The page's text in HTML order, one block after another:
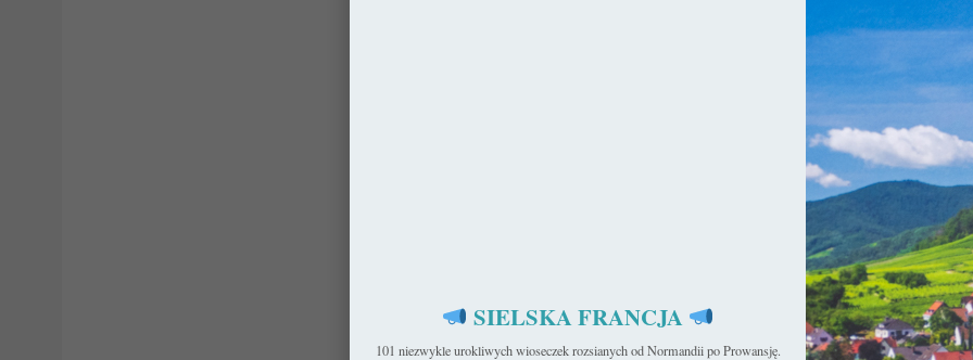
SIELSKA FRANCJA
101 niezwykle urokliwych wioseczek rozsianych od Normandii po Prowansję.